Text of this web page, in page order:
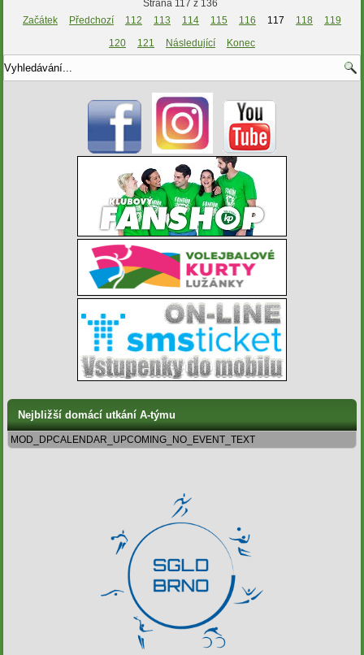
Strana 117 z 136
Začátek
Předchozí 112 113 114 115 116 117 118
119
120
121 Následující Konec
Nejbližší domácí utkání A-týmu
MOD_DPCALENDAR_UPCOMING_NO_EVENT_TEXT